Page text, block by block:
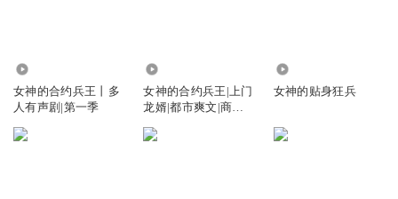
女神的合约兵王丨多
人有声剧|第一季
女神的合约兵王|上门
龙婿|都市爽文|商
女神的贴身狂兵